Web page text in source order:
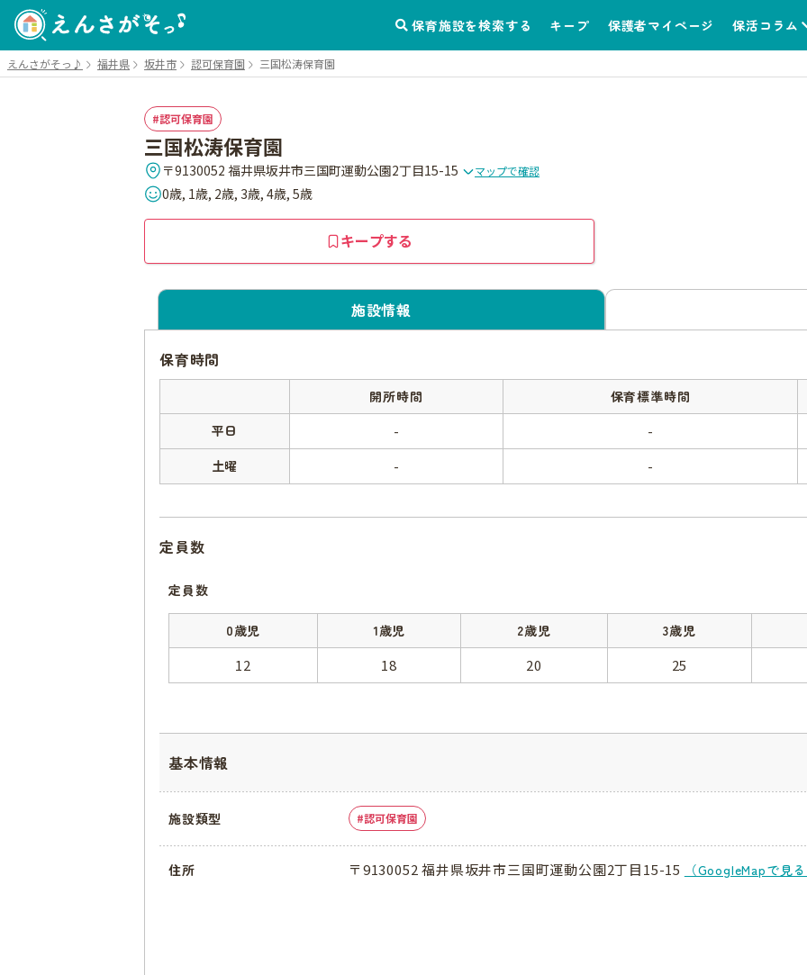
保育施設を検索する キープ 保護者マイページ 保活コラム
えんさがそっ♪ 福井県 坂井市 認可保育園 三国松涛保育園
認可保育園
三国松涛保育園
〒9130052 福井県坂井市三国町運動公園2丁目15-15 マップで確認
0歳, 1歳, 2歳, 3歳, 4歳, 5歳
キープする
施設情報
保育時間
開所時間
保育標準時間
平日
- -
土曜 - -
定員数
定員数
0歳児 1歳児 2歳児 3歳児
12 18 20 25
基本情報
施設類型 認可保育園
住所 〒9130052 福井県坂井市三国町運動公園2丁目15-15 （GoogleMapで見